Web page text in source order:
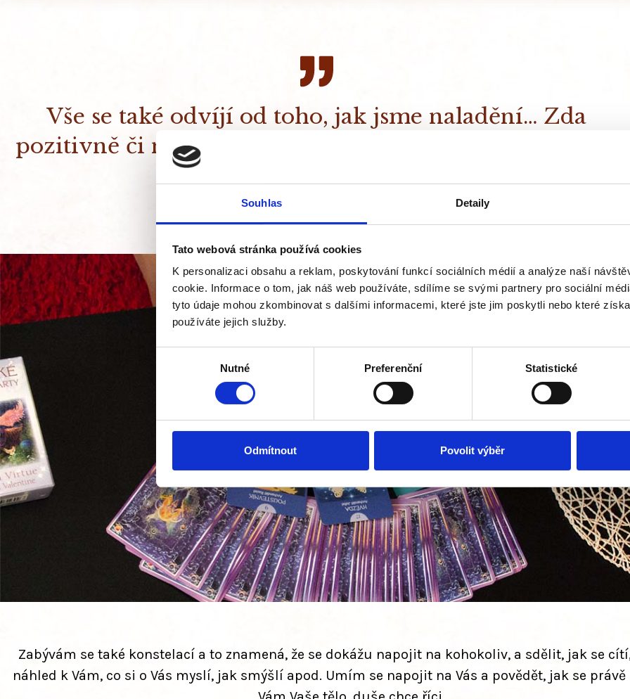
Souhlas Detaily
Tato webová stránka používá cookies
K personalizaci obsahu a reklam, poskytování funkcí sociálních médií a analýze naší
cookie. Informace o tom, jak náš web používáte, sdílíme se svými partnery pro sociální
tyto údaje mohou zkombinovat s dalšími informacemi, které jste jim poskytli nebo které
používáte jejich služby.
Nutné Preferenční Statistické
Odmítnout Povolit výběr
Vše se také odvíjí od toho, jak jsme naladění… Zda
pozitivně či negativně, vše jde změnit, protože všechno
je to o nastavení mysli.
Zabývám se také konstelací a to znamená, že se dokážu napojit na kohokoliv, a sdělit, jak se
náhled k Vám, co si o Vás myslí, jak smýšlí apod. Umím se napojit na Vás a povědět, jak se